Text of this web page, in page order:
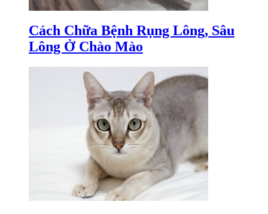
Cách Chữa Bệnh Rụng Lông, Sâu
Lông Ở Chào Mào